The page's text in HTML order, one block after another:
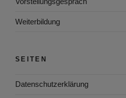
Weiterbildung
SEITEN
Datenschutzerklärung